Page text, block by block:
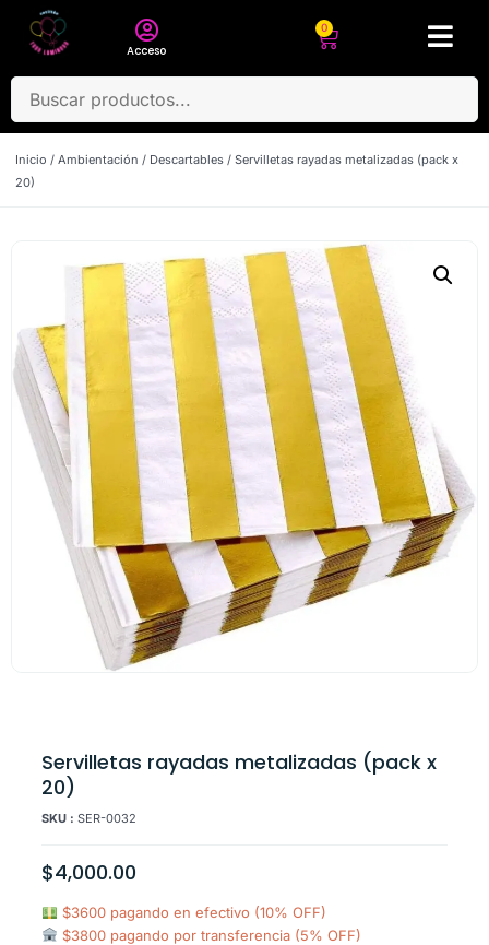
Acceso
0
Inicio / Ambientación / Descartables / Servilletas rayadas metalizadas (pack x
20)
Servilletas rayadas metalizadas (pack x
20)
SKU : SER-0032
$4,000.00
$3600 pagando en efectivo (10% OFF)
$3800 pagando por transferencia (5% OFF)